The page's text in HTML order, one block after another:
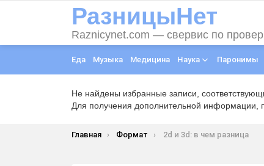
РазницыНет
Raznicynet.com — свервис по
Еда Музыка Медицина Наука Паронимы
Не найдены избранные записи,
Для получения дополнительной информации,
Вы здесь:
Главная Формат 2d и 3d: в чем разница